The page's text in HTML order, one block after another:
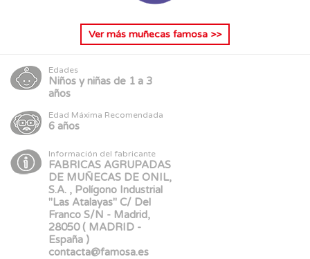
Ver más muñecas famosa >>
Edades
Niños y niñas de 1 a 3
años
Edad Máxima Recomendada
6 años
Información del fabricante
FABRICAS AGRUPADAS
DE MUÑECAS DE ONIL,
S.A. , Polígono Industrial
"Las Atalayas" C/ Del
Franco S/N - Madrid,
28050 ( MADRID -
España )
contacta@famosa.es